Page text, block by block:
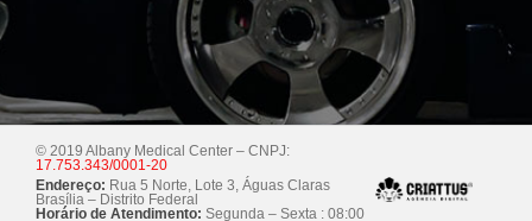
© 2019 Albany Medical Center – CNPJ:
17.753.343/0001-20
Endereço: Rua 5 Norte, Lote 3, Águas Claras
Brasília – Distrito Federal
Horário de Atendimento: Segunda – Sexta : 08:00